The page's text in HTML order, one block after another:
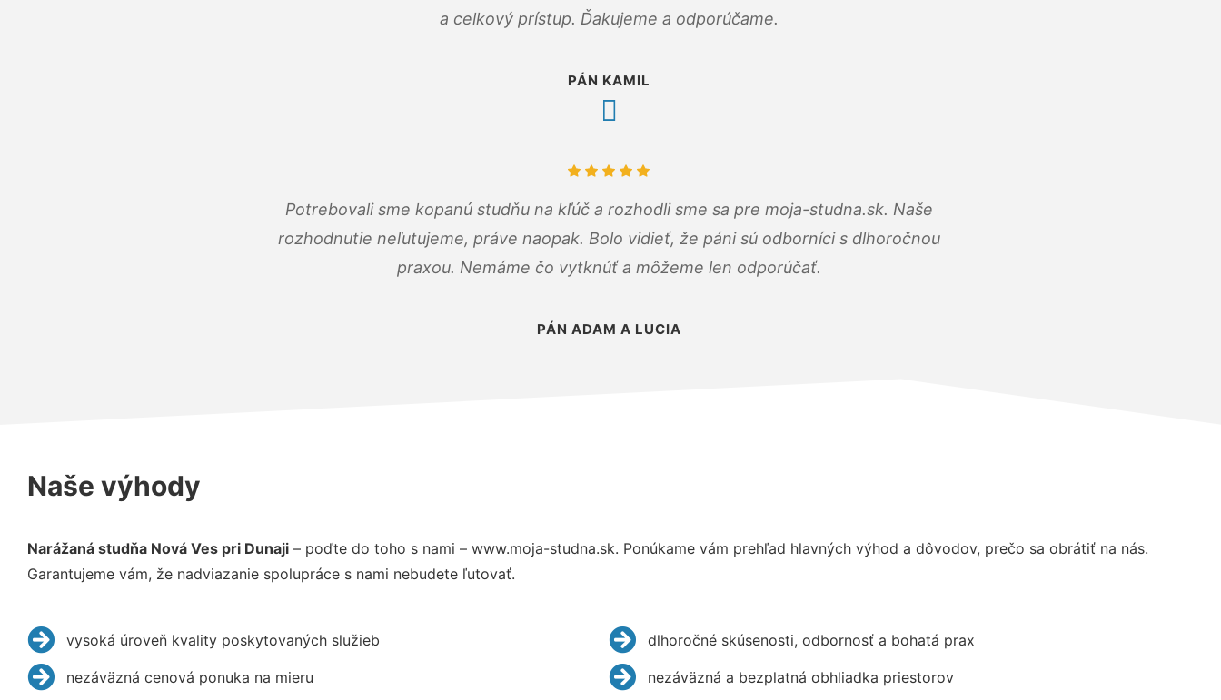
a celkový prístup. Ďakujeme a odporúčame.
PÁN KAMIL
Potrebovali sme kopanú studňu na kľúč a rozhodli sme sa pre moja-studna.sk. Naše
rozhodnutie neľutujeme, práve naopak. Bolo vidieť, že páni sú odborníci s dlhoročnou
praxou. Nemáme čo vytknúť a môžeme len odporúčať.
PÁN ADAM A LUCIA
Naše výhody
Narážaná studňa Nová Ves pri Dunaji – poďte do toho s nami – www.moja-studna.sk. Ponúkame vám prehľad hlavných výhod a dôvodov, prečo sa obrátiť na nás.
Garantujeme vám, že nadviazanie spolupráce s nami nebudete ľutovať.
vysoká úroveň kvality poskytovaných služieb
nezáväzná cenová ponuka na mieru
dlhoročné skúsenosti, odbornosť a bohatá prax
nezáväzná a bezplatná obhliadka priestorov